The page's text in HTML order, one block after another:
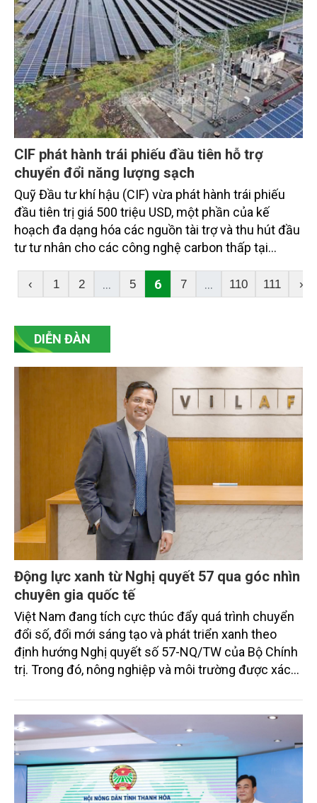
CIF phát hành trái phiếu đầu tiên hỗ trợ
chuyển đổi năng lượng sạch
Quỹ Đầu tư khí hậu (CIF) vừa phát hành trái phiếu
đầu tiên trị giá 500 triệu USD, một phần của kế
hoạch đa dạng hóa các nguồn tài trợ và thu hút đầu
tư tư nhân cho các công nghệ carbon thấp tại
‹ 1 2 ... 5 6 7 ... 110 111 ›
DIỄN ĐÀN
Động lực xanh từ Nghị quyết 57 qua góc nhìn
chuyên gia quốc tế
Việt Nam đang tích cực thúc đẩy quá trình chuyển
đổi số, đổi mới sáng tạo và phát triển xanh theo
định hướng Nghị quyết số 57-NQ/TW của Bộ Chính
trị. Trong đó, nông nghiệp và môi trường được xác
sắc bởi các tiến bộ công nghệ và cam kết bền vững
toàn cầu, đặc biệt là mục tiêu đưa phát thải ròng
bằng 0 (Net-Zero) vào năm 2050.